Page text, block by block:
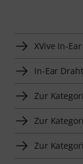
XVive In-
In-Ear
Zur
Zur
Zur